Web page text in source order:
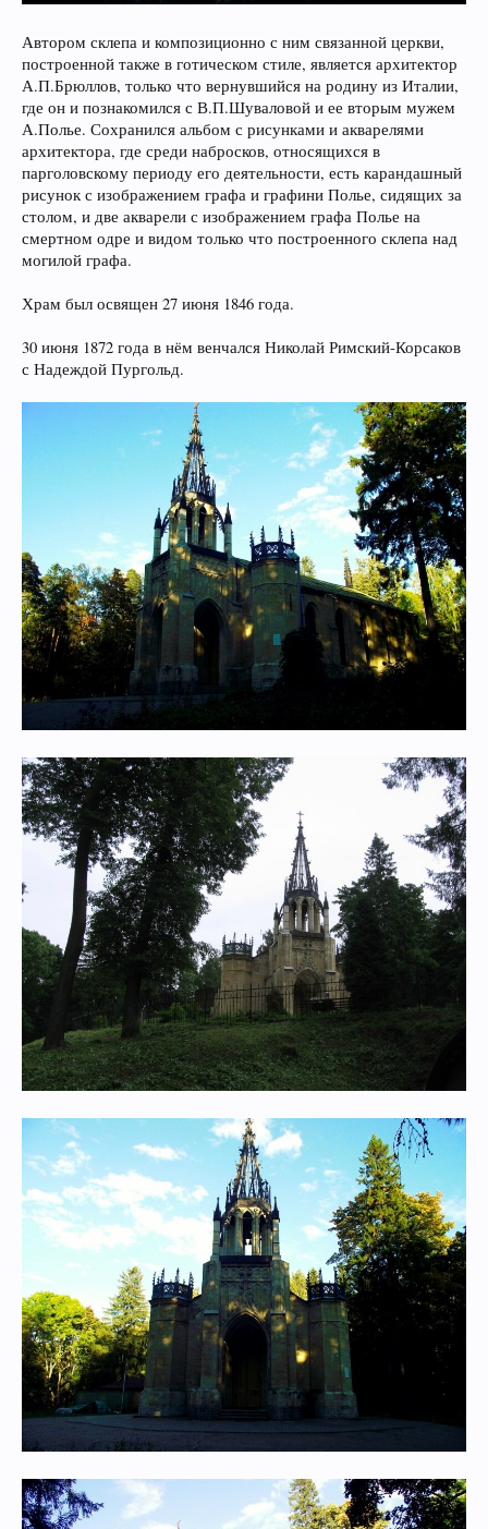
Автором склепа и композиционно с ним связанной церкви,
построенной также в готическом стиле, является архитектор
А.П.Брюллов, только что вернувшийся на родину из Италии,
где он и познакомился с В.П.Шуваловой и ее вторым мужем
А.Полье. Сохранился альбом с рисунками и акварелями
архитектора, где среди набросков, относящихся в
парголовскому периоду его деятельности, есть карандашный
рисунок с изображением графа и графини Полье, сидящих за
столом, и две акварели с изображением графа Полье на
смертном одре и видом только что построенного склепа над
могилой графа.
Храм был освящен 27 июня 1846 года.
30 июня 1872 года в нём венчался Николай Римский-Корсаков
с Надеждой Пургольд.